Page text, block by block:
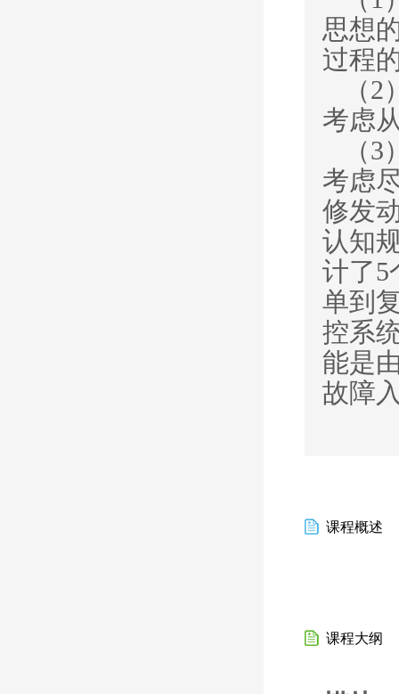
思想
过程
（2
考虑
（3
考虑
修发
认知
计了5
单到
控系
能是
故障
课程概述
课程大纲